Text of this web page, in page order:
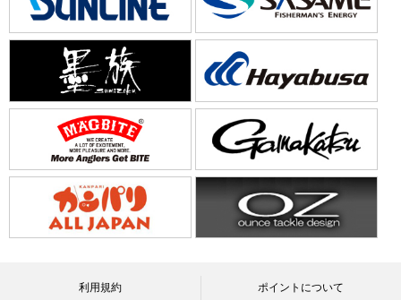
利用規約 ポイントについて